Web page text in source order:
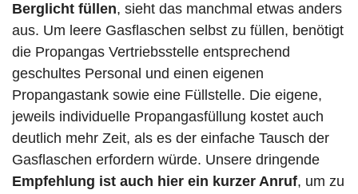
Berglicht füllen, sieht das manchmal etwas anders
aus. Um leere Gasflaschen selbst zu füllen, benötigt
die Propangas Vertriebsstelle entsprechend
geschultes Personal und einen eigenen
Propangastank sowie eine Füllstelle. Die eigene,
jeweils individuelle Propangasfüllung kostet auch
deutlich mehr Zeit, als es der einfache Tausch der
Gasflaschen erfordern würde. Unsere dringende
Empfehlung ist auch hier ein kurzer Anruf, um zu